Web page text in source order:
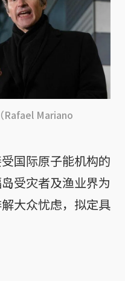
Rafael Mariano
国际原子能机构的
受灾者及渔业界为
大众忧虑，拟定具